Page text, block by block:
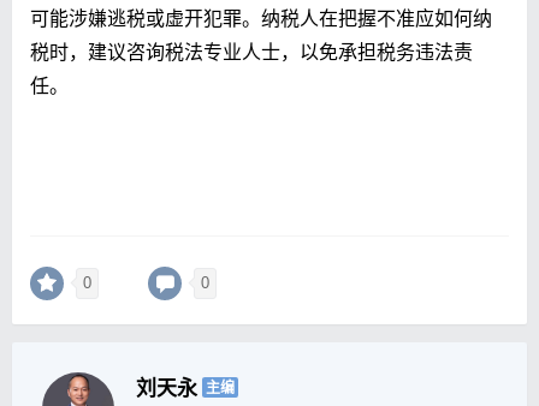
可能涉嫌逃税或虚开犯罪。纳税人在把握不准应如何纳
税时，建议咨询税法专业人士，以免承担税务违法责
任。
0 0
刘天永 主编